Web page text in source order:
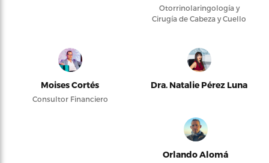
Otorrinolaringología y
Cirugía de Cabeza y Cuello
Moises Cortés
Consultor Financiero
Dra. Natalie Pérez Luna
Orlando Alomá